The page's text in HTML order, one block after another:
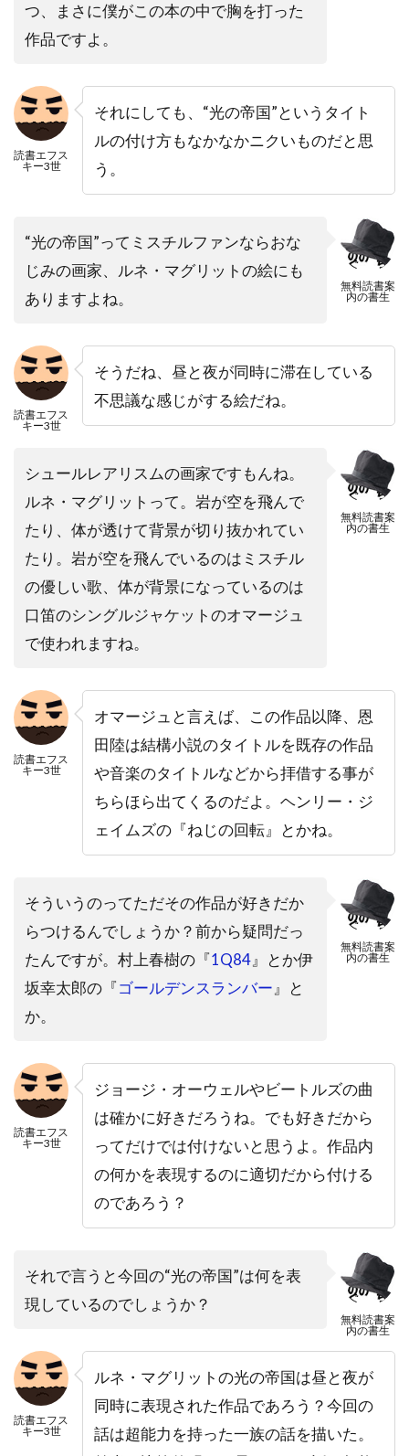
つ、まさに僕がこの本の中で胸を打った
作品ですよ。
読書エフス
キー3世
それにしても、“光の帝国”というタイト
ルの付け方もなかなかニクいものだと思
う。
無料読書案
内の書生
“光の帝国”ってミスチルファンならおな
じみの画家、ルネ・マグリットの絵にも
ありますよね。
読書エフス
キー3世
そうだね、昼と夜が同時に滞在している
不思議な感じがする絵だね。
無料読書案
内の書生
シュールレアリスムの画家ですもんね。
ルネ・マグリットって。岩が空を飛んで
たり、体が透けて背景が切り抜かれてい
たり。岩が空を飛んでいるのはミスチル
の優しい歌、体が背景になっているのは
口笛のシングルジャケットのオマージュ
で使われますね。
読書エフス
キー3世
オマージュと言えば、この作品以降、恩
田陸は結構小説のタイトルを既存の作品
や音楽のタイトルなどから拝借する事が
ちらほら出てくるのだよ。ヘンリー・ジ
ェイムズの『ねじの回転』とかね。
無料読書案
内の書生
そういうのってただその作品が好きだか
らつけるんでしょうか？前から疑問だっ
たんですが。村上春樹の『1Q84』とか伊
坂幸太郎の『ゴールデンスランバー』と
か。
読書エフス
キー3世
ジョージ・オーウェルやビートルズの曲
は確かに好きだろうね。でも好きだから
ってだけでは付けないと思うよ。作品内
の何かを表現するのに適切だから付ける
のであろう？
無料読書案
内の書生
それで言うと今回の“光の帝国”は何を表
現しているのでしょうか？
読書エフス
キー3世
ルネ・マグリットの光の帝国は昼と夜が
同時に表現された作品であろう？今回の
話は超能力を持った一族の話を描いた。